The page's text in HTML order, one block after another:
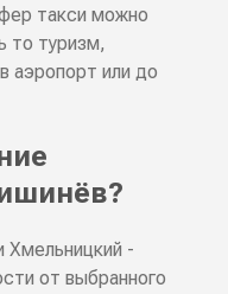
такси можно
то туризм,
аэропорт или до
Хмельницкий -
от выбранного